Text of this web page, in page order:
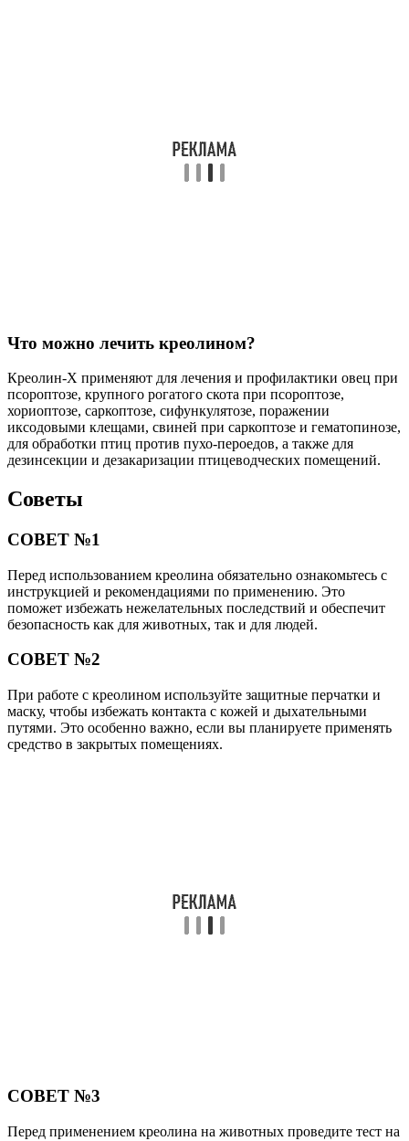
Что можно лечить креолином?
Креолин-Х применяют для лечения и профилактики овец при
псороптозе, крупного рогатого скота при псороптозе,
хориоптозе, саркоптозе, сифункулятозе, поражении
иксодовыми клещами, свиней при саркоптозе и гематопинозе,
для обработки птиц против пухо-пероедов, а также для
дезинсекции и дезакаризации птицеводческих помещений.
Советы
СОВЕТ №1
Перед использованием креолина обязательно ознакомьтесь с
инструкцией и рекомендациями по применению. Это
поможет избежать нежелательных последствий и обеспечит
безопасность как для животных, так и для людей.
СОВЕТ №2
При работе с креолином используйте защитные перчатки и
маску, чтобы избежать контакта с кожей и дыхательными
путями. Это особенно важно, если вы планируете применять
средство в закрытых помещениях.
СОВЕТ №3
Перед применением креолина на животных проведите тест на